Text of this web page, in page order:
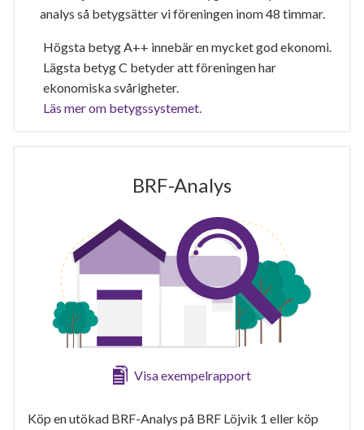
analys så betygsätter vi föreningen inom 48 timmar.
Högsta betyg A++ innebär en mycket god ekonomi.
Lägsta betyg C betyder att föreningen har
ekonomiska svårigheter.
Läs mer om betygssystemet.
BRF-Analys
Visa exempelrapport
Köp en utökad BRF-Analys på BRF Löjvik 1 eller köp